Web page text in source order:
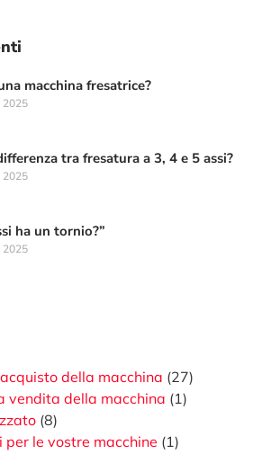
macchina fresatrice?
2025
tra fresatura a 3, 4 e 5 assi?
2025
ha un tornio?”
2025
della macchina (27)
vendita della macchina (1)
(8)
per le vostre macchine (1)